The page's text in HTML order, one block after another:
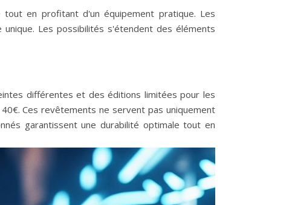
en profitant d'un équipement pratique. Les
Les possibilités s'étendent des éléments
différentes et des éditions limitées pour les
Ces revêtements ne servent pas uniquement
garantissent une durabilité optimale tout en